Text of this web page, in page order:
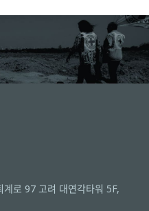
로 97 고려 대연각타워 5F,